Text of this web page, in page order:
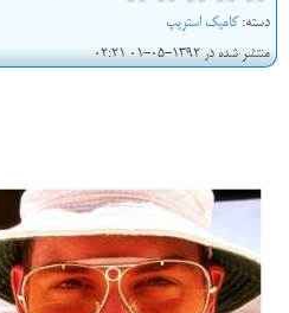
دسته:کامیک استریپ
منتشر شده در 1392-05-01 02:21